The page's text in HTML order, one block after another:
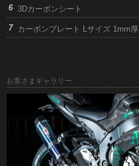
3Dカーボンシート
カーボンプレート Lサイズ 1mm厚
お客さまギャラリー